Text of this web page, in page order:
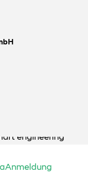
Anmeldung